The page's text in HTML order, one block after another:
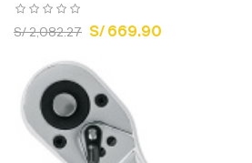
S/ 2,082.27 S/ 669.90